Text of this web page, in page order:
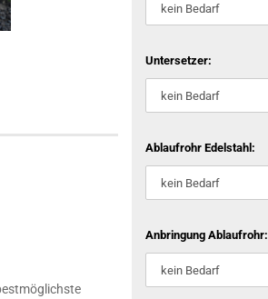
Untersetzer:
Ablaufrohr Edelstahl:
Anbringung Ablaufrohr: